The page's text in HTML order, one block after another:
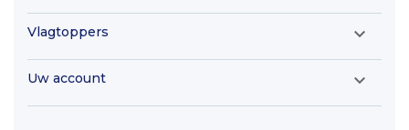
Vlagtoppers 
Uw account 